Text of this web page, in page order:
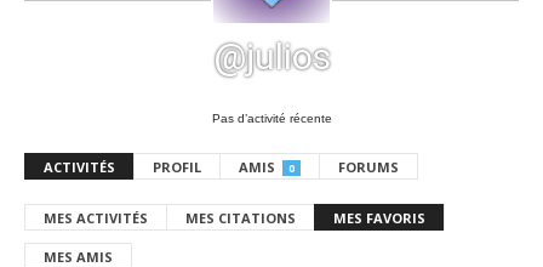
@julios
Pas d’activité récente
ACTIVITÉS PROFIL AMIS 0 FORUMS
MES ACTIVITÉS MES CITATIONS MES FAVORIS
MES AMIS